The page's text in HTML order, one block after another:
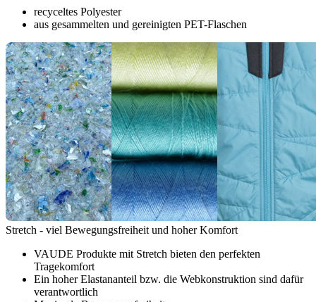
recyceltes Polyester
aus gesammelten und gereinigten PET-Flaschen
Stretch - viel Bewegungsfreiheit und hoher Komfort
VAUDE Produkte mit Stretch bieten den perfekten
Tragekomfort
Ein hoher Elastananteil bzw. die Webkonstruktion sind dafür
verantwortlich